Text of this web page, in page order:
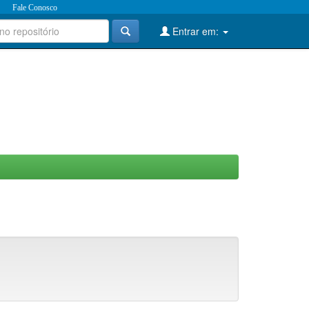
Fale Conosco
Entrar em: